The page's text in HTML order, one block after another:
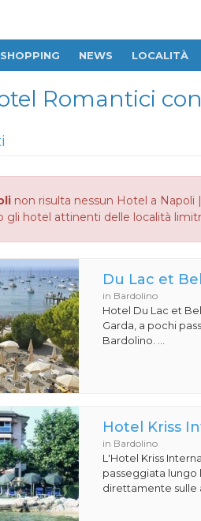
SHOPPING NEWS LOCALITÀ
Romantici
non risulta nessun Hotel a Napoli
gli hotel attinenti delle località
Du Lac et
in Bardolino
Hotel Du Lac et
Garda, a pochi
Bardolino. ...
Hotel Kriss
in Bardolino
L'Hotel Kriss
passeggiata lungo
direttamente sulle